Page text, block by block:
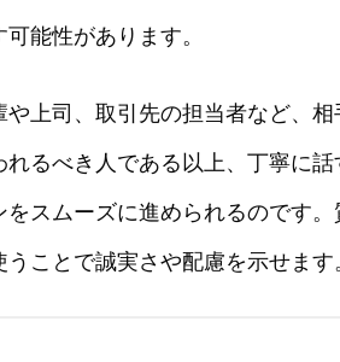
能性があります。
上司、取引先の担当者など、
るべき人である以上、丁寧に話
スムーズに進められるのです
ことで誠実さや配慮を示せます